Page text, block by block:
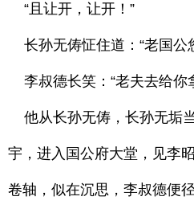
“且让开，让开！”
长孙无俦怔住道：“老国公
李叔德长笑：“老夫去给你
他从长孙无俦，长孙无垢
宇，进入国公府大堂，见李
卷轴，似在沉思，李叔德便